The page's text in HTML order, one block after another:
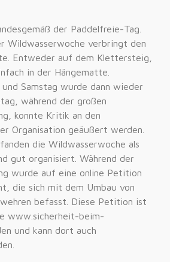
der Paddelfreie-Tag.
Wildwasserwoche verbringt den
Entweder auf dem Klettersteig,
in der Hängematte.
Samstag wurde dann wieder
während der großen
konnte Kritik an den
Organisation geäußert werden.
die Wildwasserwoche als
gut organisiert. Während der
wurde auf eine online Petition
die sich mit dem Umbau von
befasst. Diese Petition ist
www.sicherheit-beim-
und kann dort auch